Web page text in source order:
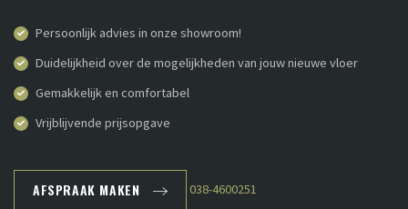
Persoonlijk advies in onze showroom!
Duidelijkheid over de mogelijkheden van jouw nieuwe vloer
Gemakkelijk en comfortabel
Vrijblijvende prijsopgave
AFSPRAAK MAKEN 038-4600251